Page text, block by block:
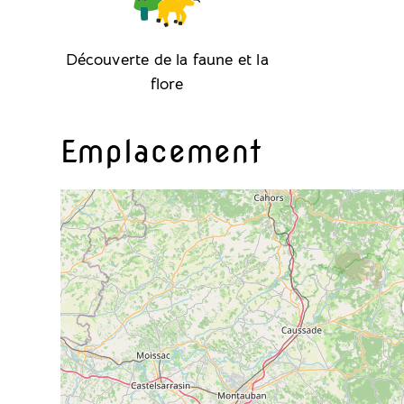
Découverte de la faune et la
flore
Emplacement